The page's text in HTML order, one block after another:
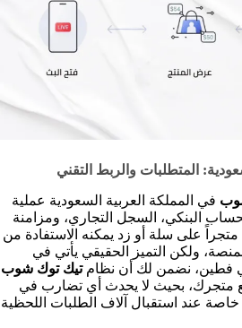
المتطلبات والربط التقني
في المملكة العربية السعودية عملية
البنكي، السجل التجاري، ومزامنة
متجراً على سلة أو زد يمكنه الاستفادة من
ولكن التميز الحقيقي يأتي في
فطين، نضمن لك أن نظامتيك توك شوب
متجرك، بحيث لا يحدث أي تضارب في
عند استقبال آلاف الطلبات اللحظية